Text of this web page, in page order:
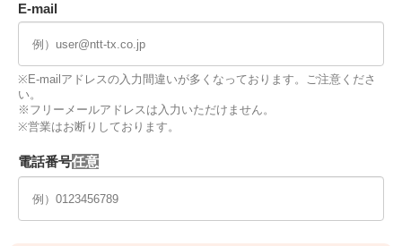
E-mail
※E-mailアドレスの入力間違いが多くなっております。ご注意くださ
い。
※フリーメールアドレスは入力いただけません。
※営業はお断りしております。
電話番号